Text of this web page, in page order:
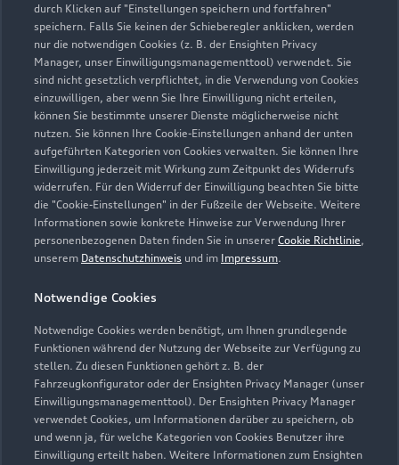
durch Klicken auf "Einstellungen speichern und fortfahren"
speichern. Falls Sie keinen der Schieberegler anklicken, werden
nur die notwendigen Cookies (z. B. der Ensighten Privacy
Manager, unser Einwilligungsmanagementtool) verwendet. Sie
sind nicht gesetzlich verpflichtet, in die Verwendung von Cookies
einzuwilligen, aber wenn Sie Ihre Einwilligung nicht erteilen,
können Sie bestimmte unserer Dienste möglicherweise nicht
nutzen. Sie können Ihre Cookie-Einstellungen anhand der unten
aufgeführten Kategorien von Cookies verwalten. Sie können Ihre
Einwilligung jederzeit mit Wirkung zum Zeitpunkt des Widerrufs
widerrufen. Für den Widerruf der Einwilligung beachten Sie bitte
die "Cookie-Einstellungen" in der Fußzeile der Webseite. Weitere
Informationen sowie konkrete Hinweise zur Verwendung Ihrer
personenbezogenen Daten finden Sie in unserer Cookie Richtlinie,
unserem Datenschutzhinweis und im Impressum.
Notwendige Cookies
Notwendige Cookies werden benötigt, um Ihnen grundlegende
Funktionen während der Nutzung der Webseite zur Verfügung zu
stellen. Zu diesen Funktionen gehört z. B. der
Fahrzeugkonfigurator oder der Ensighten Privacy Manager (unser
Einwilligungsmanagementtool). Der Ensighten Privacy Manager
verwendet Cookies, um Informationen darüber zu speichern, ob
und wenn ja, für welche Kategorien von Cookies Benutzer ihre
Einwilligung erteilt haben. Weitere Informationen zum Ensighten
Geschlossen,öffnet amMontag 07:30
Zur Reparatur